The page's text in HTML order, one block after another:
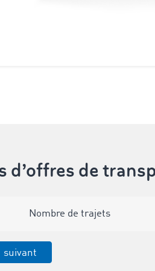
d’offres de
Nombre de trajets
suivant